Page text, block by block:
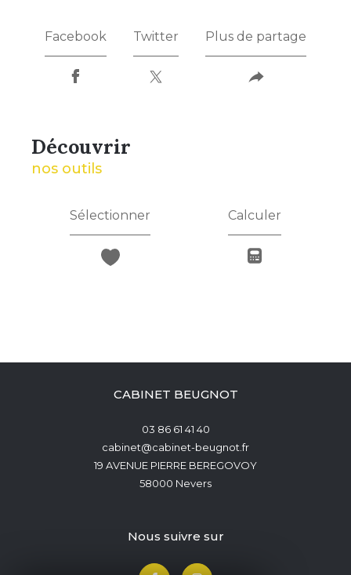
Facebook Twitter Plus de partage
découvrir
nos outils
Sélectionner Calculer
CABINET BEUGNOT
03 86 61 41 40
cabinet@cabinet-beugnot.fr
19 AVENUE PIERRE BEREGOVOY
58000
Nevers
nous suivre sur